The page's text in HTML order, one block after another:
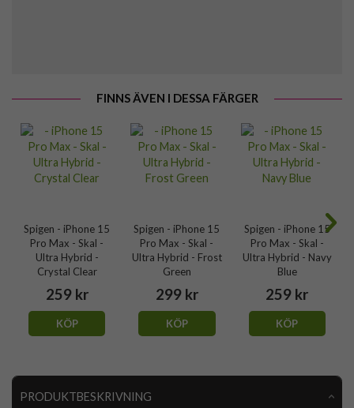
FINNS ÄVEN I DESSA FÄRGER
Spigen - iPhone 15
Pro Max - Skal -
Ultra Hybrid -
Crystal Clear
259 kr
KÖP
Spigen - iPhone 15
Pro Max - Skal -
Ultra Hybrid - Frost
Green
299 kr
KÖP
Spigen - iPhone 15
Pro Max - Skal -
Ultra Hybrid - Navy
Blue
259 kr
KÖP
PRODUKTBESKRIVNING